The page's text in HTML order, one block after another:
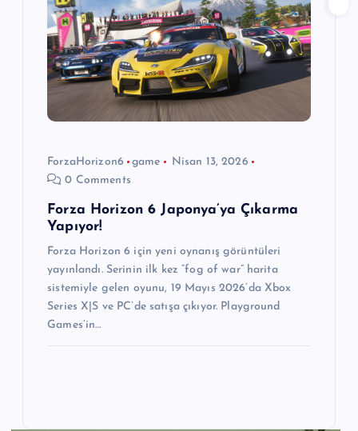
ForzaHorizon6 game
Nisan 13, 2026
0 Comments
Forza Horizon 6 Japonya’ya Çıkarma
Yapıyor!
Forza Horizon 6 için yeni oynanış görüntüleri
yayınlandı. Serinin ilk kez “fog of war” harita
sistemiyle gelen oyunu, 19 Mayıs 2026’da Xbox
Series X|S ve PC’de satışa çıkıyor. Playground
Games’in…